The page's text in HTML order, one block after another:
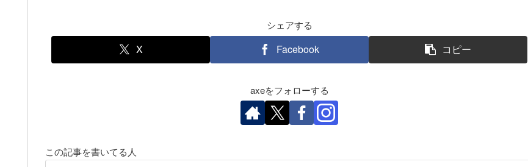
シェアする
X Facebook コピー
axeをフォローする
この記事を書いてる人